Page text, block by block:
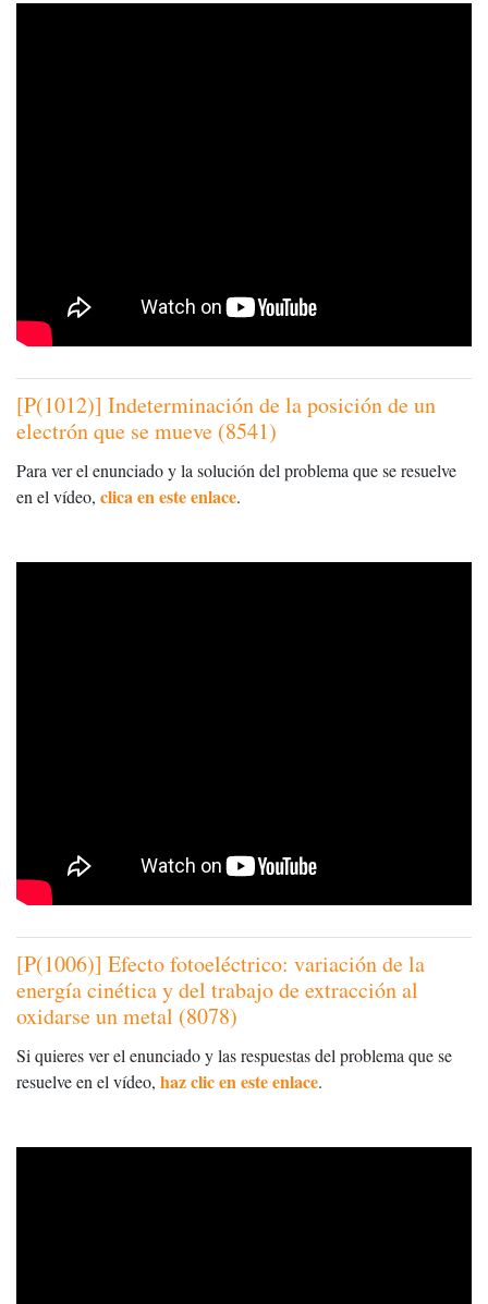
[P(1012)] Indeterminación de la posición de un
electrón que se mueve (8541)
Para ver el enunciado y la solución del problema que se resuelve
en el vídeo, clica en este enlace.
[P(1006)] Efecto fotoeléctrico: variación de la
energía cinética y del trabajo de extracción al
oxidarse un metal (8078)
Si quieres ver el enunciado y las respuestas del problema que se
resuelve en el vídeo, haz clic en este enlace.